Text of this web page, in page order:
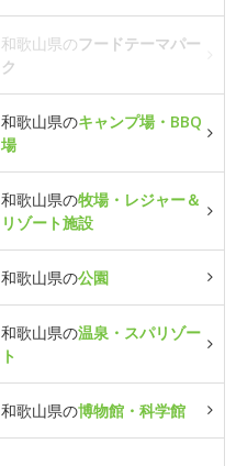
和歌山県のフードテーマパー
ク
和歌山県のキャンプ場・BBQ
場
和歌山県の牧場・レジャー＆
リゾート施設
和歌山県の公園
和歌山県の温泉・スパリゾー
ト
和歌山県の博物館・科学館